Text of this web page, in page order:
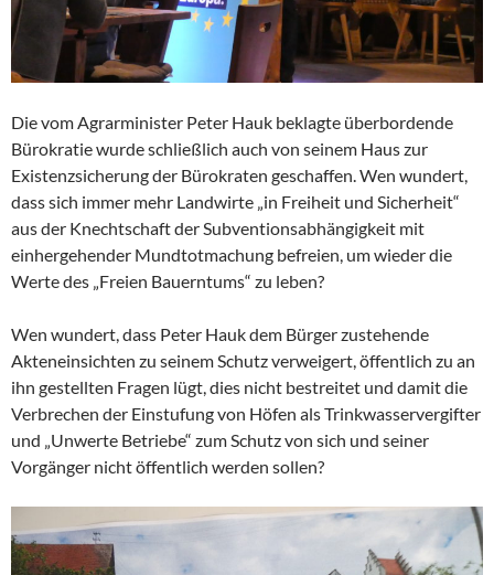
Die vom Agrarminister Peter Hauk beklagte überbordende
Bürokratie wurde schließlich auch von seinem Haus zur
Existenzsicherung der Bürokraten geschaffen. Wen wundert,
dass sich immer mehr Landwirte „in Freiheit und Sicherheit“
aus der Knechtschaft der Subventionsabhängigkeit mit
einhergehender Mundtotmachung befreien, um wieder die
Werte des „Freien Bauerntums“ zu leben?
Wen wundert, dass Peter Hauk dem Bürger zustehende
Akteneinsichten zu seinem Schutz verweigert, öffentlich zu an
ihn gestellten Fragen lügt, dies nicht bestreitet und damit die
Verbrechen der Einstufung von Höfen als Trinkwasservergifter
und „Unwerte Betriebe“ zum Schutz von sich und seiner
Vorgänger nicht öffentlich werden sollen?